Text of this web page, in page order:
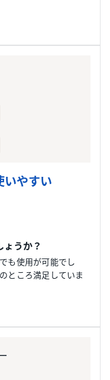
いやすい
うか？
も使用が可能でし
ところ満足していま